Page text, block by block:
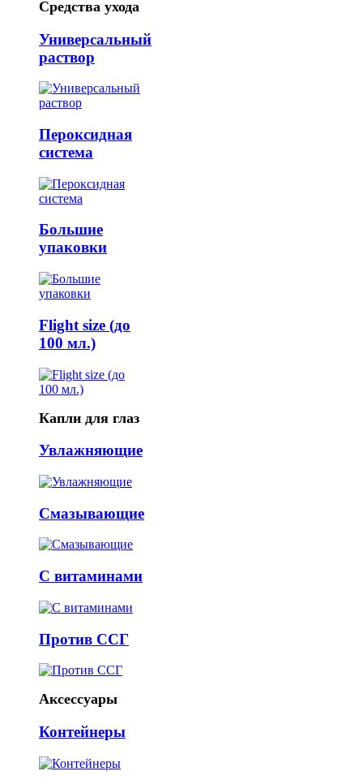
Средства ухода
Универсальный
раствор
Пероксидная
система
Большие
упаковки
Flight size (до
100 мл.)
Капли для глаз
Увлажняющие
Смазывающие
С витаминами
Против ССГ
Аксессуары
Контейнеры